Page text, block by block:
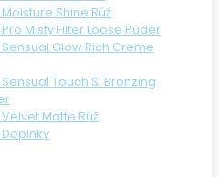
Shine Rúž
Misty Filter Loose Púder
Glow Rich Creme
Touch S. Bronzing
Matte Rúž